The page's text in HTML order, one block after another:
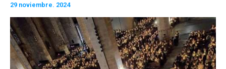
29 noviembre. 2024